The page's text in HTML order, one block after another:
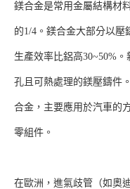
鎂合金是常用金屬結構材
的1/4。鎂合金大部分以
生產效率比鋁高30~50%
孔且可熱處理的鎂壓鑄件
合金，主要應用於汽車的
零組件。
在歐洲，進氣歧管（如奧